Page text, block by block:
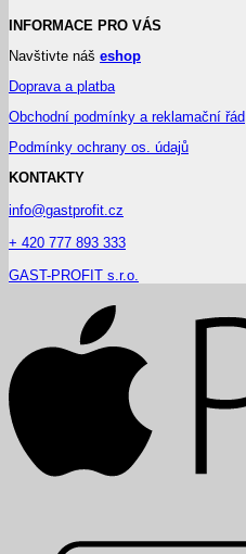
INFORMACE PRO VÁS
Navštivte náš eshop
Doprava a platba
Obchodní podmínky a reklamační řád
Podmínky ochrany os. údajů
KONTAKTY
info@gastprofit.cz
+ 420 777 893 333
GAST-PROFIT s.r.o.